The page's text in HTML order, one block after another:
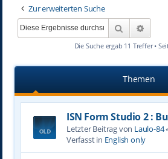
Zur erweiterten Suche
Suche
Die Suche ergab 11 Treffer •
Themen
ISN Form Studio 2 :
Letzter Beitrag von Laulo-84
Verfasst in English only